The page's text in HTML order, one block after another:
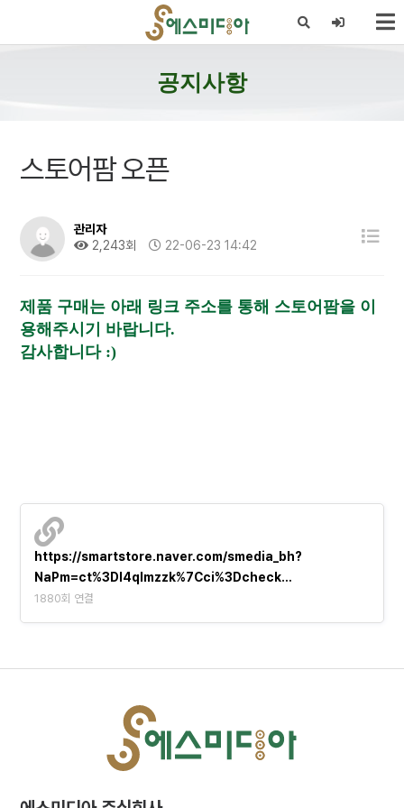
공지사항
스토어팜 오픈
관리자
2,243회
22-06-23 14:42
제품 구매는 아래 링크 주소를 통해 스토어팜을 이
용해주시기 바랍니다.
감사합니다 :)
https://smartstore.naver.com/smedia_bh?
NaPm=ct%3Dl4qlmzzk%7Cci%3Dcheck…
1880회 연결